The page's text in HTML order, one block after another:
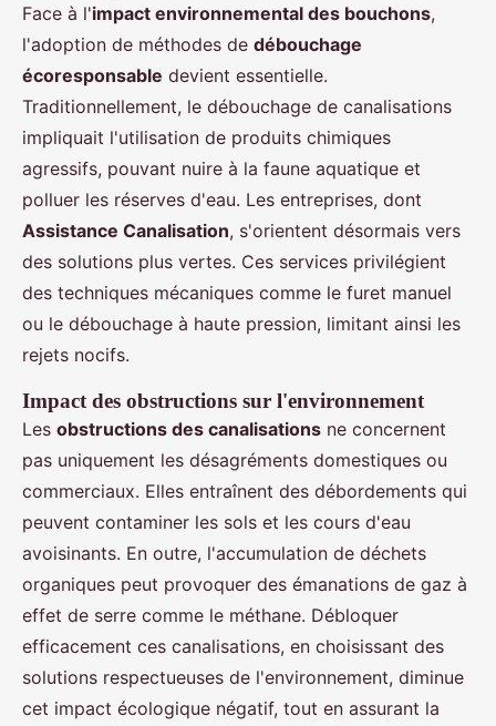
Face à l'impact environnemental des bouchons,
l'adoption de méthodes de débouchage
écoresponsable devient essentielle.
Traditionnellement, le débouchage de canalisations
impliquait l'utilisation de produits chimiques
agressifs, pouvant nuire à la faune aquatique et
polluer les réserves d'eau. Les entreprises, dont
Assistance Canalisation, s'orientent désormais vers
des solutions plus vertes. Ces services privilégient
des techniques mécaniques comme le furet manuel
ou le débouchage à haute pression, limitant ainsi les
rejets nocifs.
Impact des obstructions sur l'environnement
Les obstructions des canalisations ne concernent
pas uniquement les désagréments domestiques ou
commerciaux. Elles entraînent des débordements qui
peuvent contaminer les sols et les cours d'eau
avoisinants. En outre, l'accumulation de déchets
organiques peut provoquer des émanations de gaz à
effet de serre comme le méthane. Débloquer
efficacement ces canalisations, en choisissant des
solutions respectueuses de l'environnement, diminue
cet impact écologique négatif, tout en assurant la